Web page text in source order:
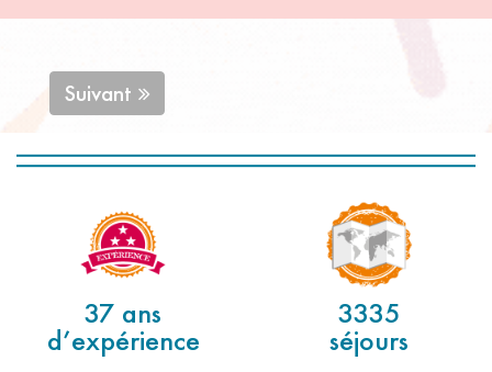
Suivant
37 ans
d’expérience
3335
séjours